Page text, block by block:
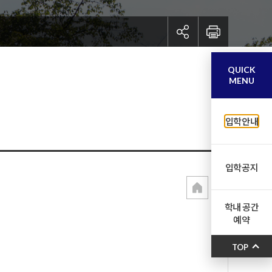
QUICK
MENU
입학안내
입학공지
학내 공간
예약
TOP